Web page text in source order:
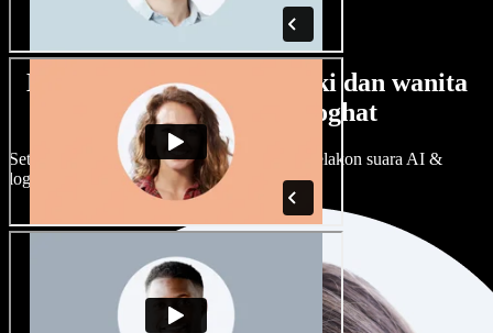
Banyak pilihan suara lelaki dan wanita
dengan pelbagai loghat
Setiap projek boleh jadi unik. Pilih ratusan pelakon suara AI &
loghat, laraskan ikut cita rasa anda.